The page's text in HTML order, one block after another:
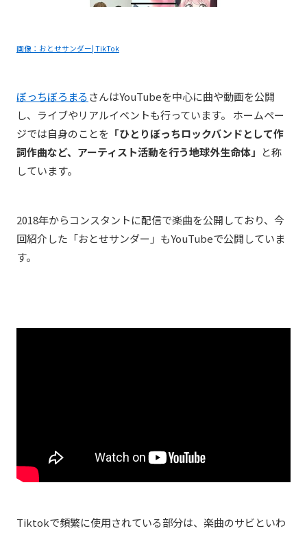
画像：おとせサンダー| TikTok
ぼっちぼろまるさんはYouTubeを中心に曲や動画を公開
し、ライブやリアルイベントも行っています。 ホームペー
ジでは自身のことを 「ひとりぼっちロックバンドとして作
詞作曲など、アーティスト活動を行う地球外生命体」 と称
しています。
2018年からコンスタントに配信で楽曲を公開しており、今
回紹介した「おとせサンダー」もYouTubeで公開していま
す。
Tiktokで頻繁に使用されている部分は、楽曲のサビといわ